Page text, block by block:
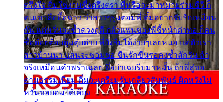
ตรึงใจ ติ๋มใช่งามซึ้งตรึงตรา พี่หรือจะมาหมายร่วมชีวี ก็
คนเขาลืออื้อฉาว ว่าสาวๆรุมตอมพี่ ติ๋มอยากรับรักเหมือน
กัน แต่หวั่นจะช้ำดวงฤดี กลัวแฟนของพี่ชี้หน้าด่าทอ ก็คน
ชื่อต๋อยต้อยตุ้มตุ๋ยต่าย พี่ยังลืมได้ง่ายๆเลยหนอ แค่ตัวเรา
สาวบ้านนา แสนจะซอมซ่อ ขืนรักขืนรอคงช้ำสักวัน ถ้า
จริงเหมือนคำพร่ำเฉลย พี่อย่าเฉยรีบมาหมั้น ถ้าพี่สู่ขอ
ตามธรรมเนียม ติ๋มจะเตรียมรับเกลียวสัมพันธ์ ผิดหวังไม่
หวั่นขอยอมได้เคียง